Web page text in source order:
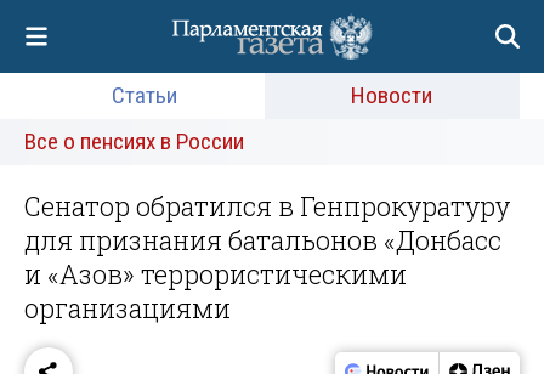
Статьи
Новости
Все о пенсиях в России
Сенатор обратился в Генпрокуратуру
для признания батальонов «Донбасс
и «Азов» террористическими
организациями